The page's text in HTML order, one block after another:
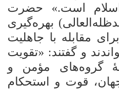
است.» حضرت
بهره‌گیری
مقابله با جاهلیت
و گفتند: «تقویت
گروه‌های مؤمن و
قوت و استحکام